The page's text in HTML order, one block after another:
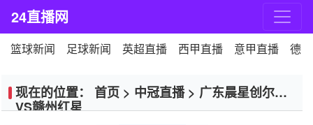
24直播网
篮球新闻 足球新闻 英超直播 西甲直播 意甲直播 德
现在的位置： 首页 > 中冠直播> 广东晨星创尔特
VS赣州红星